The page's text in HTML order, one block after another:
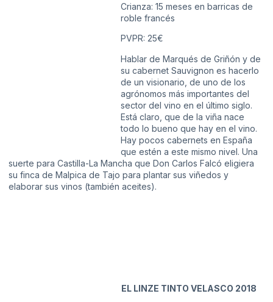
Crianza: 15 meses en barricas de
roble francés
PVPR: 25€
Hablar de Marqués de Griñón y de
su cabernet Sauvignon es hacerlo
de un visionario, de uno de los
agrónomos más importantes del
sector del vino en el último siglo.
Está claro, que de la viña nace
todo lo bueno que hay en el vino.
Hay pocos cabernets en España
que estén a este mismo nivel. Una
suerte para Castilla-La Mancha que Don Carlos Falcó eligiera
su finca de Malpica de Tajo para plantar sus viñedos y
elaborar sus vinos (también aceites).
EL LINZE TINTO VELASCO 2018